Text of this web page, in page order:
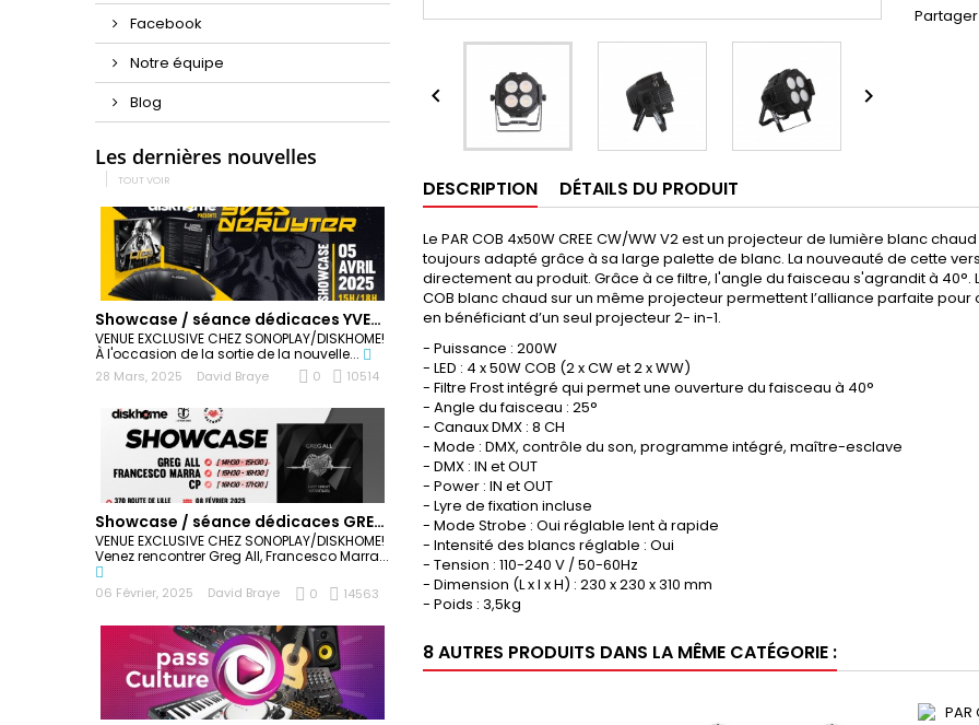
Facebook
Notre équipe
Blog
Les dernières nouvelles
TOUT VOIR
Showcase / séance dédicaces YVES DERUYTER
VENUE EXCLUSIVE CHEZ SONOPLAY/DISKHOME!
À l'occasion de la sortie de la nouvelle...
28 Mars, 2025 David Braye 10514
0
Showcase / séance dédicaces GREG ALL
VENUE EXCLUSIVE CHEZ SONOPLAY/DISKHOME!
Venez rencontrer Greg All, Francesco Marra...
06 Février, 2025 David Braye 14563
0
 
Partager
DESCRIPTION DÉTAILS DU PRODUIT
Le PAR COB 4x50W CREE CW/WW V2 est un projecteur de lumière blanc
toujours adapté grâce à sa large palette de blanc. La nouveauté de cette
directement au produit. Grâce à ce filtre, l'angle du faisceau s'agrandit à 40°.
COB blanc chaud sur un même projecteur permettent l’alliance parfaite
en bénéficiant d’un seul projecteur 2- in-1.
- Puissance : 200W
- LED : 4 x 50W COB (2 x CW et 2 x WW)
- Filtre Frost intégré qui permet une ouverture du faisceau à 40°
- Angle du faisceau : 25°
- Canaux DMX : 8 CH
- Mode : DMX, contrôle du son, programme intégré, maître-esclave
- DMX : IN et OUT
- Power : IN et OUT
- Lyre de fixation incluse
- Mode Strobe : Oui réglable lent à rapide
- Intensité des blancs réglable : Oui
- Tension : 110-240 V / 50-60Hz
- Dimension (L x l x H) : 230 x 230 x 310 mm
- Poids : 3,5kg
8 AUTRES PRODUITS DANS LA MÊME CATÉGORIE :